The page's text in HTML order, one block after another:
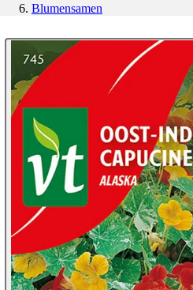
Blumensamen